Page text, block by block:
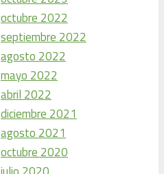
octubre 2022
septiembre 2022
agosto 2022
mayo 2022
abril 2022
diciembre 2021
agosto 2021
octubre 2020